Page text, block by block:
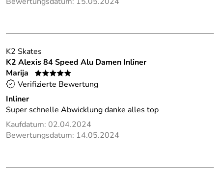
K2 Skates
K2 Alexis 84 Speed Alu Damen Inliner
Marija
*****
Verifizierte Bewertung
Inliner
Super schnelle Abwicklung danke alles top
Kaufdatum: 02.04.2024
Bewertungsdatum: 14.05.2024